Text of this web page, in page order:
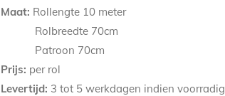
Maat: Rollengte 10 meter
Rolbreedte 70cm
Patroon 70cm
Prijs: per rol
Levertijd: 3 tot 5 werkdagen indien voorradig